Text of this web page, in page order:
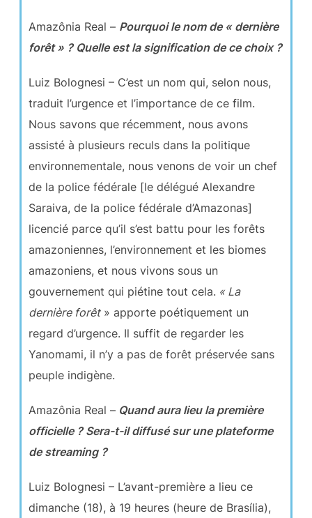
Amazônia Real – Pourquoi le nom de « dernière
forêt » ? Quelle est la signification de ce choix ?
Luiz Bolognesi – C’est un nom qui, selon nous,
traduit l’urgence et l’importance de ce film.
Nous savons que récemment, nous avons
assisté à plusieurs reculs dans la politique
environnementale, nous venons de voir un chef
de la police fédérale [le délégué Alexandre
Saraiva, de la police fédérale d’Amazonas]
licencié parce qu’il s’est battu pour les forêts
amazoniennes, l’environnement et les biomes
amazoniens, et nous vivons sous un
gouvernement qui piétine tout cela. « La
dernière forêt» apporte poétiquement un
regard d’urgence. Il suffit de regarder les
Yanomami, il n’y a pas de forêt préservée sans
peuple indigène.
Amazônia Real –Quand aura lieu la première
officielle ? Sera-t-il diffusé sur une plateforme
de streaming ?
Luiz Bolognesi – L’avant-première a lieu ce
dimanche (18), à 19 heures (heure de Brasília),